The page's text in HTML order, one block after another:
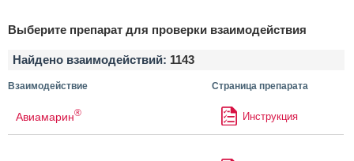
Выберите препарат для проверки взаимодействия
Найдено взаимодействий: 1143
Взаимодействие Страница препарата
Авиамарин® Инструкция